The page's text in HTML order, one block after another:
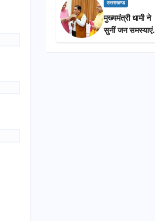
प्रशासन की
सराहना…
उत्तराखण्ड
मुख्यमंत्री धामी ने
सुनीं जन समस्याएं,
अधिकारियों को